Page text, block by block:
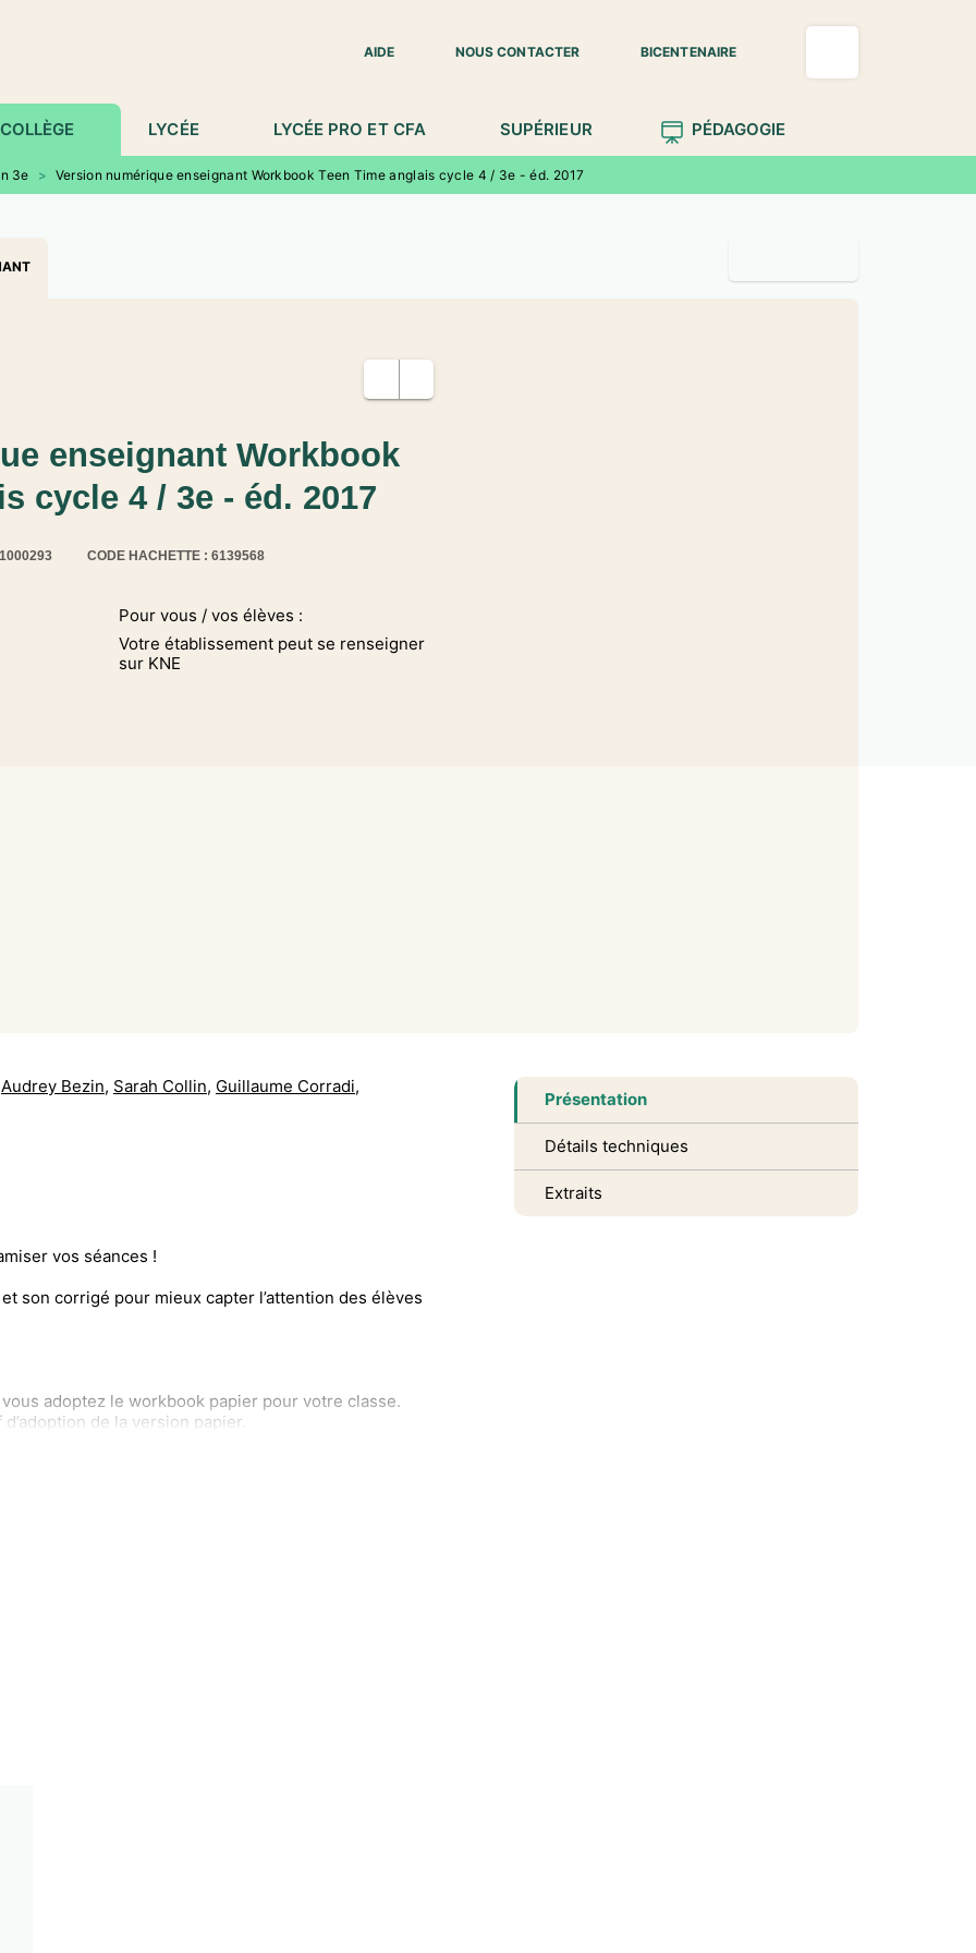
AIDE
NOUS CONTACTER BICENTENAIRE
COLLÈGE LYCÉE LYCÉE PRO ET CFA SUPÉRIEUR PÉDAGOGIE
3e > Version numérique enseignant Workbook Teen Time anglais cycle 4 / 3e - éd. 2017
enseignant Workbook
cycle 4 / 3e - éd. 2017
CODE HACHETTE : 6139568
Pour vous / vos élèves :
Votre établissement peut se renseigner
sur KNE
Audrey Bezin, Sarah Collin, Guillaume Corradi,
vos séances !
son corrigé pour mieux capter l’attention des élèves
adoptez le workbook papier pour votre classe.
de la version papier.
Présentation
Détails techniques
Extraits